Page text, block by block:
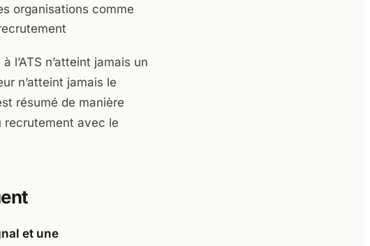
organisations comme
l’ATS n’atteint jamais un
n’atteint jamais le
résumé de manière
recrutement avec le
et une